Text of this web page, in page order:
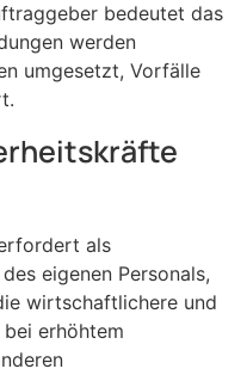
bedeutet das
werden
umgesetzt, Vorfälle
als
eigenen Personals,
wirtschaftlichere und
erhöhtem